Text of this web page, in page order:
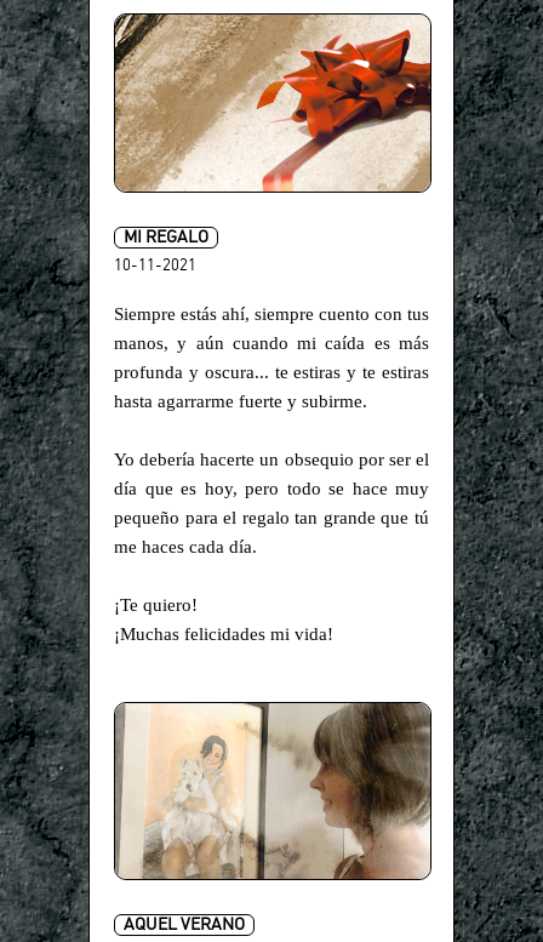
MI REGALO
10-11-2021
Siempre estás ahí, siempre cuento con tus
manos, y aún cuando mi caída es más
profunda y oscura... te estiras y te estiras
hasta agarrarme fuerte y subirme.
Yo debería hacerte un obsequio por ser el
día que es hoy, pero todo se hace muy
pequeño para el regalo tan grande que tú
me haces cada día.
¡Te quiero!
¡Muchas felicidades mi vida!
AQUEL VERANO